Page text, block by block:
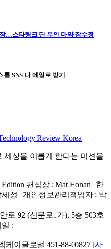
…스타링크 단 무인 마약 잠수정
SNS 나 메일로 받기
세상을 이롭게 한다는 미션을
편집장 : Mat Honan | 한
정 | 개인정보관리책임자 : 박
로 92 (신문로1가), 5층 503호
일 :
케이글로벌 451-88-00827 [사